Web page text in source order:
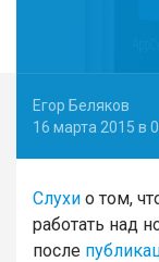
Егор Беляков
16 марта 2015 в
Слухи о том,
работать над
после